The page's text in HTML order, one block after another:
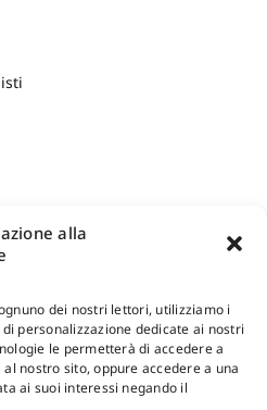
alla
dei nostri lettori, utilizziamo i
personalizzazione dedicate ai nostri
le permetterà di accedere a
nostro sito, oppure accedere a una
ai suoi interessi negando il
Sicuri e anche Rateali